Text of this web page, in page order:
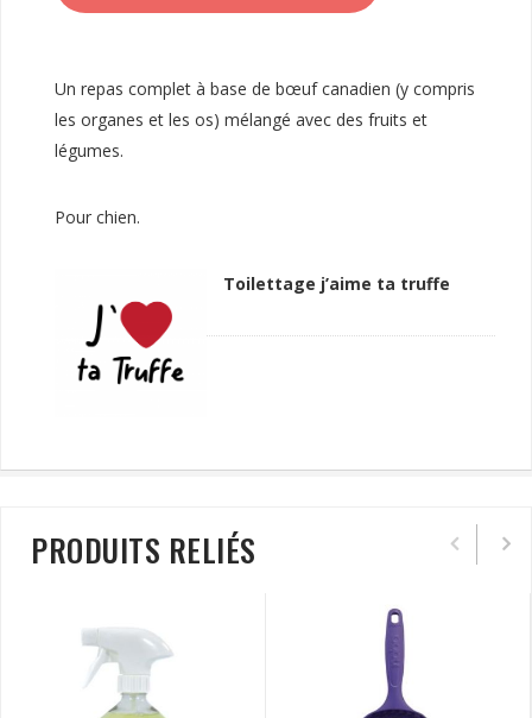
Un repas complet à base de bœuf canadien (y compris
les organes et les os) mélangé avec des fruits et
légumes.
Pour chien.
Toilettage j’aime ta truffe
PRODUITS RELIÉS